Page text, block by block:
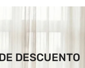
DESCUENTO